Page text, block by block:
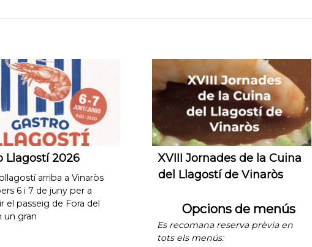
Llagostí 2026
arriba a Vinaròs
6 i 7 de juny per a
el passeig de Fora del
un gran
Llagostí 2026
arriba a Vinaròs
6 i 7 de juny per a
el passeig de Fora del
un gran
06/2026 -07/06/2026
de Fora del Forat
XVIII Jornades de la Cuina
del Llagostí de Vinaròs
Opcions de menús
Es recomana reserva prèvia en
tots els menús:
XVIII Jornades de la
Cuina del Llagostí de
Vinaròs
Opcions de menús
Es recomana reserva prèvia en
tots els menús:
Quan:18/05/2026 -21/06/2026